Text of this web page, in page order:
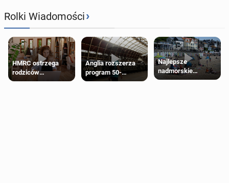
Rolki Wiadomości›
HMRC ostrzega
rodziców
pobierających Child
Anglia rozszerza
program 50-
procentowych
Najlepsze
nadmorskie
miasteczko blisko